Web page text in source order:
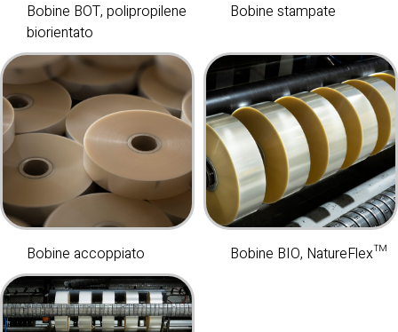
Bobine BOT, polipropilene
biorientato
Bobine stampate
Bobine accoppiato Bobine BIO, NatureFlex™